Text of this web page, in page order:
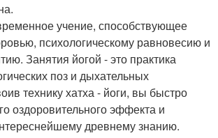
учение, способствующее
психологическому равновесию и
Занятия йогой - это практика
поз и дыхательных
технику хатха - йоги, вы быстро
оздоровительного эффекта и
древнему знанию.